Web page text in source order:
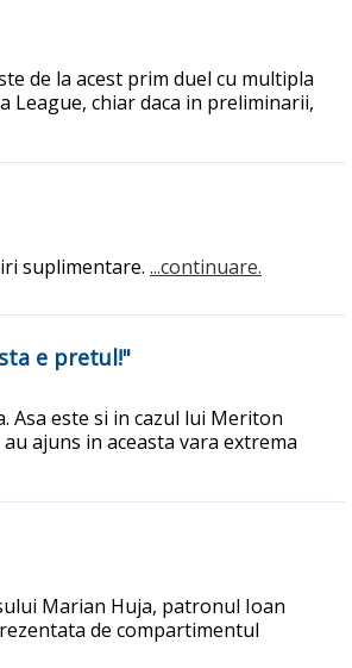
de la acest prim duel cu multipla
League, chiar daca in preliminarii,
suplimentare. ...continuare.
e pretul!"
Asa este si in cazul lui Meriton
ajuns in aceasta vara extrema
Marian Huja, patronul Ioan
de compartimentul